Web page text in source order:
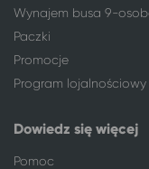
Wynajem busa 9-
Paczki
Promocje
Program lojalnościowy
Dowiedz się więcej
Pomoc